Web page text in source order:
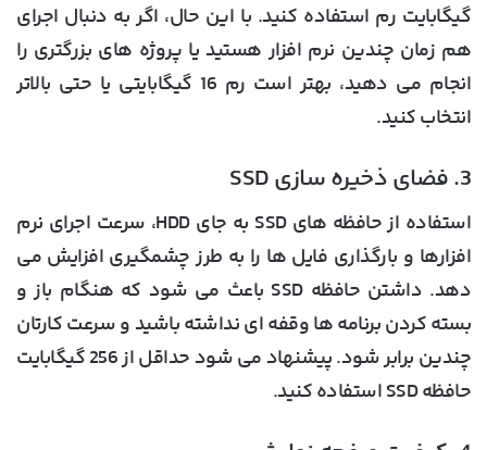
گیگابایت رم استفاده کنید. با این حال، اگر به دنبال اجرای
هم زمان چندین نرم افزار هستید یا پروژه های بزرگتری را
انجام می دهید، بهتر است رم 16 گیگابایتی یا حتی بالاتر
انتخاب کنید.
3. فضای ذخیره سازی SSD
استفاده از حافظه های SSD به جای HDD، سرعت اجرای نرم
افزارها و بارگذاری فایل ها را به طرز چشمگیری افزایش می
دهد. داشتن حافظه SSD باعث می شود که هنگام باز و
بسته کردن برنامه ها وقفه ای نداشته باشید و سرعت کارتان
چندین برابر شود. پیشنهاد می شود حداقل از 256 گیگابایت
حافظه SSD استفاده کنید.